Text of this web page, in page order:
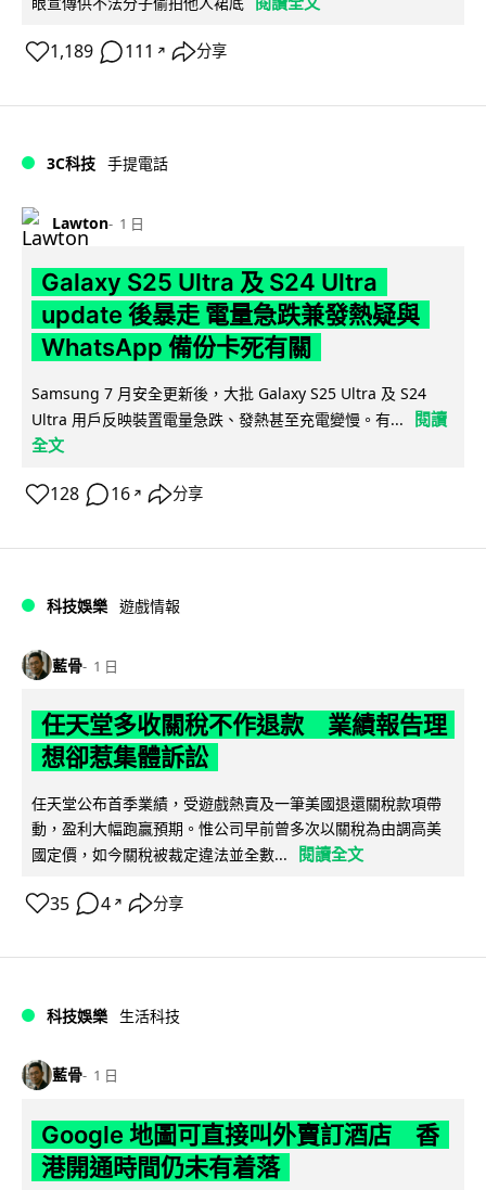
1,189 111 ↗ 分享
3C科技 手提電話
Lawton 1 日
Galaxy S25 Ultra 及 S24 Ultra
update 後暴走 電量急跌兼發熱疑與
WhatsApp 備份卡死有關
Samsung 7 月安全更新後，大批 Galaxy S25 Ultra 及 S24
Ultra 用戶反映裝置電量急跌、發熱甚至充電變慢。有...
閱讀
全文
128 16 ↗ 分享
科技娛樂 遊戲情報
藍骨 1 日
任天堂多收關稅不作退款 業績報告理
想卻惹集體訴訟
任天堂公布首季業績，受遊戲熱賣及一筆美國退還關稅款項帶
動，盈利大幅跑贏預期。惟公司早前曾多次以關稅為由調高美
國定價，如今關稅被裁定違法並全數...
閱讀全文
35 4 ↗ 分享
科技娛樂 生活科技
藍骨 1 日
Google 地圖可直接叫外賣訂酒店 香
港開通時間仍未有着落